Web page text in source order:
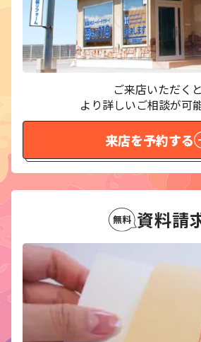
ご来店いただくと
より詳しいご相談が可能
来店を予約する
資料請